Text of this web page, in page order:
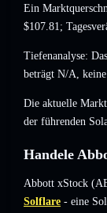
Ein
$107.81;
Tiefenanalyse:
beträgt N/A,
Die aktuelle
der führenden
Handele
Abbott xStock
Solflare - eine